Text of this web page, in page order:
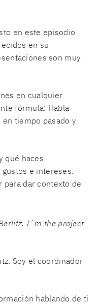
en este episodio
en su
son muy
en cualquier
fórmula: Habla
tiempo pasado y
qué haces
e intereses.
para dar contexto de
I´m the project
Soy el coordinador
hablando de ti